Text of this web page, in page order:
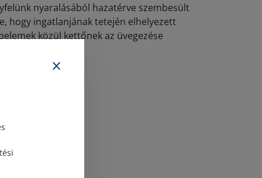
nyaralásából hazatérve szembesült
hogy ingatlanjának tetején elhelyezett
közül kettőnek az üvegezése